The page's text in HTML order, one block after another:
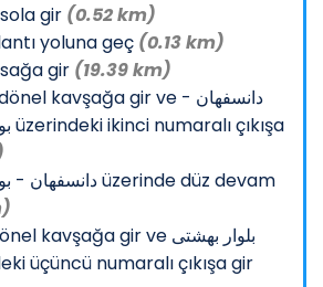
gir (0.52 km)
yoluna geç (0.13 km)
gir (19.39 km)
üçüncü numaralı çıkışa gir